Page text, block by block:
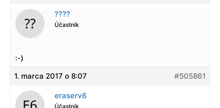
????
Účastník
:-)
1. marca 2017 o 8:07
#505861
eraserv6
Účastník